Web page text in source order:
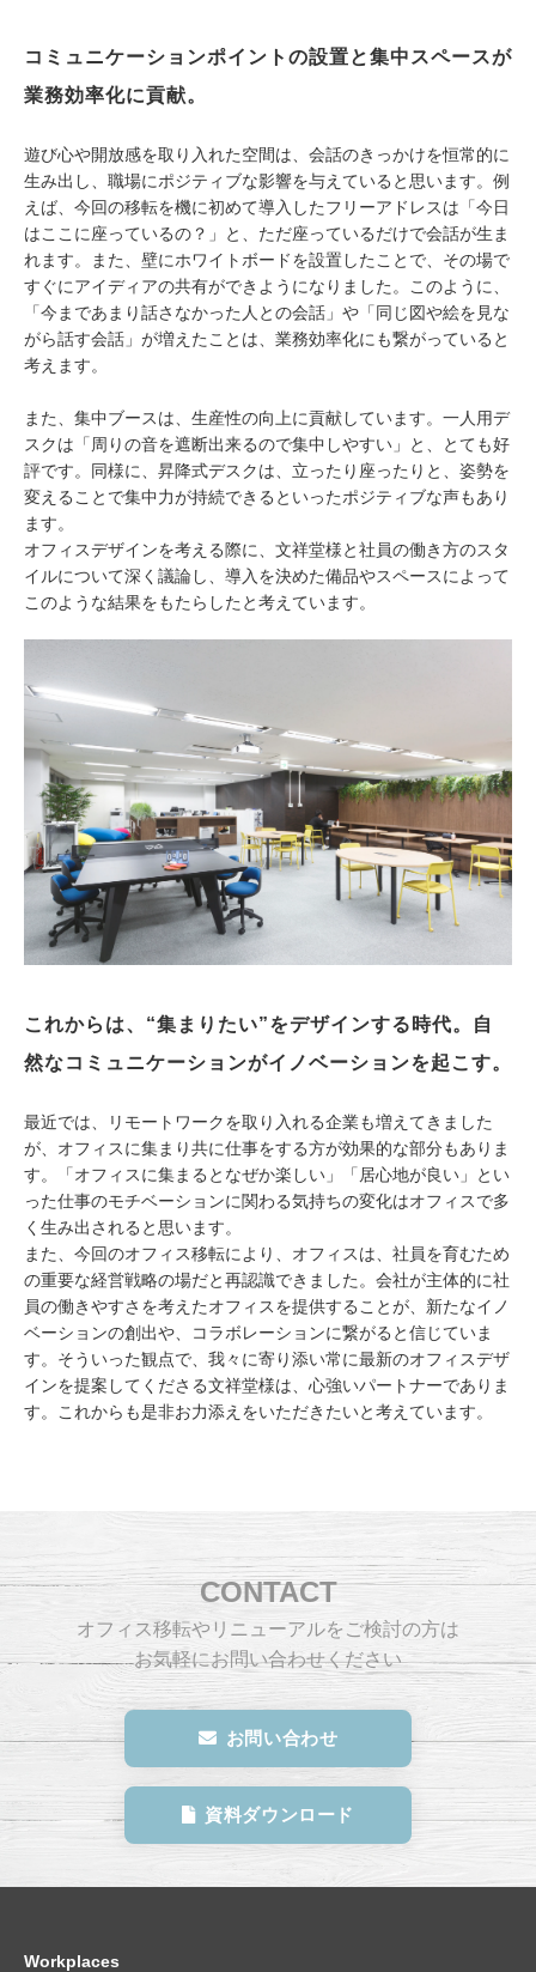
コミュニケーションポイントの設置と集中スペースが
業務効率化に貢献。
遊び心や開放感を取り入れた空間は、会話のきっかけを恒常的に
生み出し、職場にポジティブな影響を与えていると思います。例
えば、今回の移転を機に初めて導入したフリーアドレスは「今日
はここに座っているの？」と、ただ座っているだけで会話が生ま
れます。また、壁にホワイトボードを設置したことで、その場で
すぐにアイディアの共有ができようになりました。このように、
「今まであまり話さなかった人との会話」や「同じ図や絵を見な
がら話す会話」が増えたことは、業務効率化にも繋がっていると
考えます。
また、集中ブースは、生産性の向上に貢献しています。一人用デ
スクは「周りの音を遮断出来るので集中しやすい」と、とても好
評です。同様に、昇降式デスクは、立ったり座ったりと、姿勢を
変えることで集中力が持続できるといったポジティブな声もあり
ます。
オフィスデザインを考える際に、文祥堂様と社員の働き方のスタ
イルについて深く議論し、導入を決めた備品やスペースによって
このような結果をもたらしたと考えています。
これからは、“集まりたい”をデザインする時代。自
然なコミュニケーションがイノベーションを起こす。
最近では、リモートワークを取り入れる企業も増えてきました
が、オフィスに集まり共に仕事をする方が効果的な部分もありま
す。「オフィスに集まるとなぜか楽しい」「居心地が良い」とい
った仕事のモチベーションに関わる気持ちの変化はオフィスで多
く生み出されると思います。
また、今回のオフィス移転により、オフィスは、社員を育むため
の重要な経営戦略の場だと再認識できました。会社が主体的に社
員の働きやすさを考えたオフィスを提供することが、新たなイノ
ベーションの創出や、コラボレーションに繋がると信じていま
す。そういった観点で、我々に寄り添い常に最新のオフィスデザ
インを提案してくださる文祥堂様は、心強いパートナーでありま
す。これからも是非お力添えをいただきたいと考えています。
CONTACT
オフィス移転やリニューアルをご検討の方は
お気軽にお問い合わせください
お問い合わせ
資料ダウンロード
Workplaces